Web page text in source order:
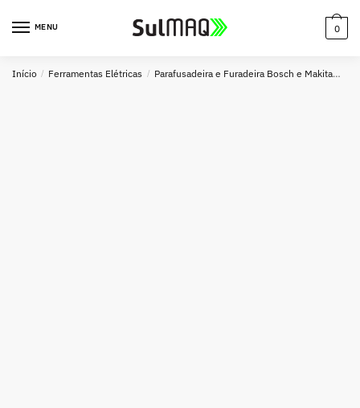
MENU 0
Início / Ferramentas Elétricas / Parafusadeira e Furadeira Bosch e Makita